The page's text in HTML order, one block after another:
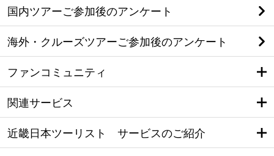
国内ツアーご参加後のアンケート
海外・クルーズツアーご参加後のアンケート
ファンコミュニティ
関連サービス
近畿日本ツーリスト サービスのご紹介